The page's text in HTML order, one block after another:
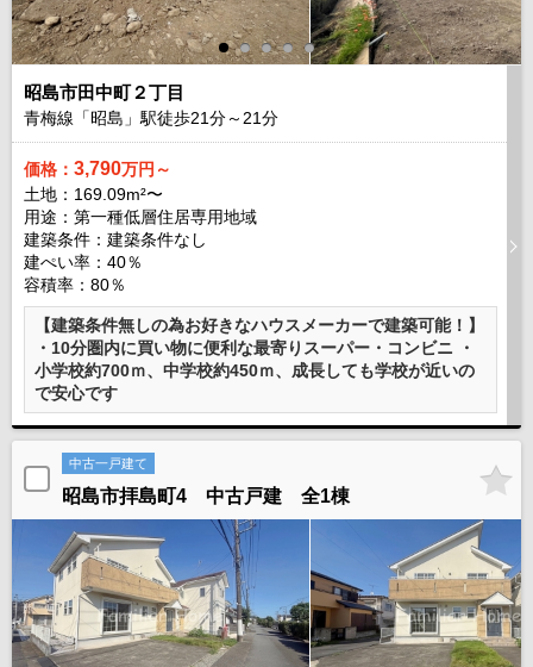
昭島市田中町２丁目
青梅線「昭島」駅徒歩21分～ 21分
価格： 3,790万円～
土地：169.09m²〜
用途：第一種低層住居専用地域
建築条件： 建築条件なし
建ぺい率：40％
容積率：80％
【建築条件無しの為お好きなハウスメーカーで建築可能！】
・10分圏内に買い物に便利な最寄りスーパー・コンビニ ・
小学校約700ｍ、中学校約450ｍ、成長しても学校が近いの
で安心です
中古一戸建て
昭島市拝島町4 中古戸建 全1棟